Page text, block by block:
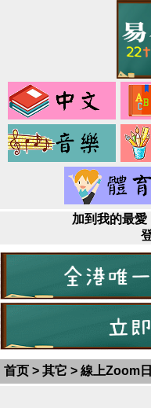
中
音
加到我的最愛
首页 > 其它 > 線上Zoom